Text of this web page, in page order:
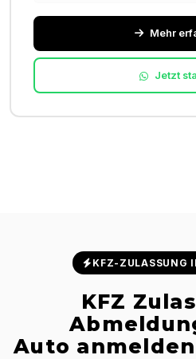
Mehr
Jetzt
KFZ-ZULASSUNG
KFZ
Auto